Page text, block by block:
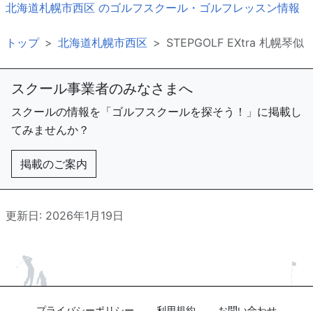
北海道札幌市西区 のゴルフスクール・ゴルフレッスン情報
トップ 北海道札幌市西区 STEPGOLF EXtra 札幌琴似
スクール事業者のみなさまへ
スクールの情報を「ゴルフスクールを探そう！」に掲載し
てみませんか？
掲載のご案内
更新日: 2026年1月19日